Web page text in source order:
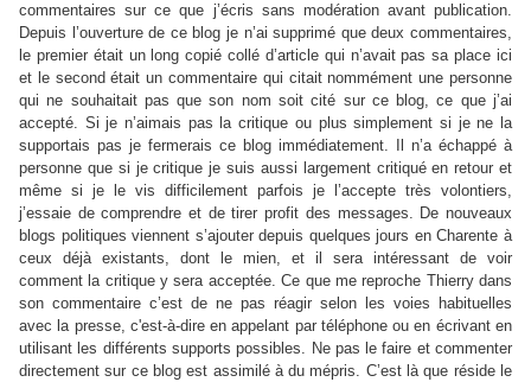
commentaires sur ce que j’écris sans modération avant publication.
Depuis l’ouverture de ce blog je n’ai supprimé que deux commentaires,
le premier était un long copié collé d’article qui n’avait pas sa place ici
et le second était un commentaire qui citait nommément une personne
qui ne souhaitait pas que son nom soit cité sur ce blog, ce que j’ai
accepté. Si je n’aimais pas la critique ou plus simplement si je ne la
supportais pas je fermerais ce blog immédiatement. Il n’a échappé à
personne que si je critique je suis aussi largement critiqué en retour et
même si je le vis difficilement parfois je l’accepte très volontiers,
j’essaie de comprendre et de tirer profit des messages. De nouveaux
blogs politiques viennent s’ajouter depuis quelques jours en Charente à
ceux déjà existants, dont le mien, et il sera intéressant de voir
comment la critique y sera acceptée. Ce que me reproche Thierry dans
son commentaire c’est de ne pas réagir selon les voies habituelles
avec la presse, c'est-à-dire en appelant par téléphone ou en écrivant en
utilisant les différents supports possibles. Ne pas le faire et commenter
directement sur ce blog est assimilé à du mépris. C’est là que réside le